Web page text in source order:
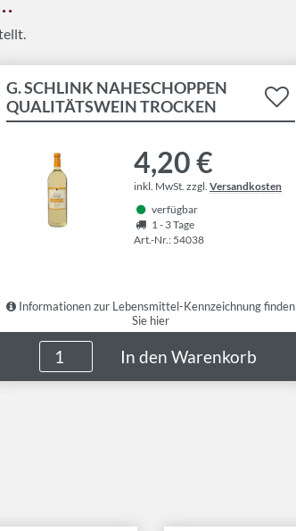
G. SCHLINK NAHESCHOPPEN
QUALITÄTSWEIN TROCKEN
4,20 €
inkl. MwSt. zzgl. Versandkosten
verfügbar
1 - 3 Tage
Art.-Nr.: 54038
Informationen zur Lebensmittel-Kennzeichnung finden
Sie hier